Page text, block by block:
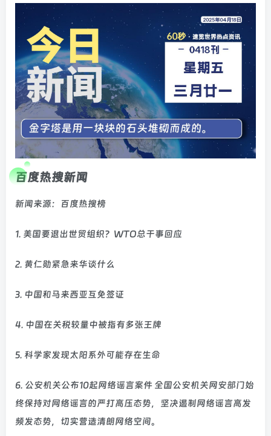
百度热搜新闻
新闻来源：百度热搜榜
1. 美国要退出世贸组织？WTO总干事回应
2. 黄仁勋紧急来华谈什么
3. 中国和马来西亚互免签证
4. 中国在关税较量中被指有多张王牌
5. 科学家发现太阳系外可能存在生命
6. 公安机关公布10起网络谣言案件 全国公安机关网安部门始
终保持对网络谣言的严打高压态势，坚决遏制网络谣言高发
频发态势，切实营造清朗网络空间。